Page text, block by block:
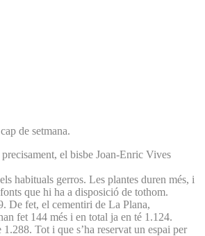
de setmana.
el bisbe Joan-Enric Vives
habituals gerros. Les plantes duren més, i
que hi ha a disposició de tothom.
De fet, el cementiri de La Plana,
fet 144 més i en total ja en té 1.124.
Tot i que s’ha reservat un espai per